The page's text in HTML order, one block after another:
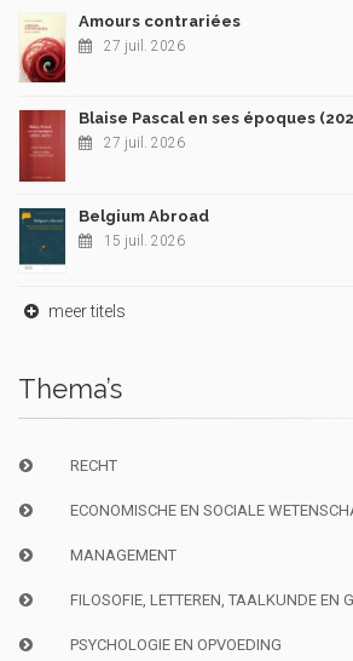
Amours contrariées
27 juil. 2026
Blaise Pascal en ses époques
27 juil. 2026
Belgium Abroad
15 juil. 2026
meer titels
Thema’s
RECHT
ECONOMISCHE EN SOCIALE
MANAGEMENT
FILOSOFIE, LETTEREN, TAALKUNDE EN
PSYCHOLOGIE EN OPVOEDING